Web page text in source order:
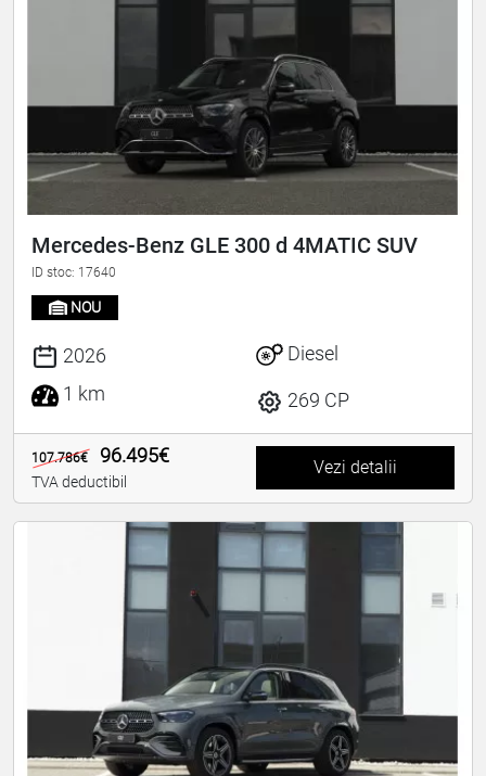
Mercedes-Benz GLE 300 d 4MATIC SUV
ID stoc: 17640
NOU
2026
1 km
Diesel
269 CP
107.786€ 96.495€
TVA deductibil
Vezi detalii